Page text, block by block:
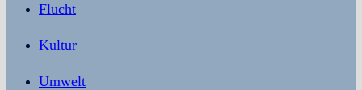
Flucht
Kultur
Umwelt